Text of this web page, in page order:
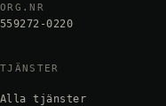
ORG.NR
559272-0220
TJÄNSTER
Alla tjänster